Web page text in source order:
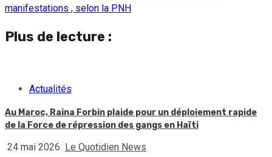
manifestations , selon la PNH
Plus de lecture :
Actualités
Au Maroc, Raina Forbin plaide pour un déploiement rapide
de la Force de répression des gangs en Haïti
24 mai 2026 Le Quotidien News